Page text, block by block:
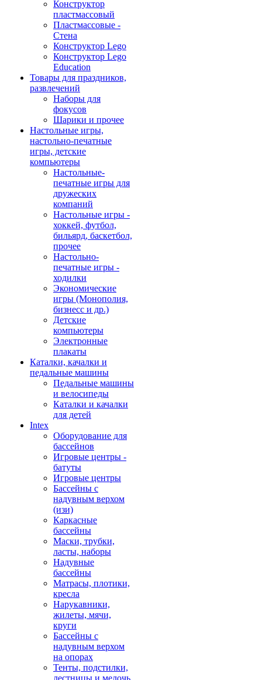
Конструктор
пластмассовый
Пластмассовые -
Стена
Конструктор Lego
Конструктор Lego
Education
Товары для праздников,
развлечений
Наборы для
фокусов
Шарики и прочее
Настольные игры,
настольно-печатные
игры, детские
компьютеры
Настольные-
печатные игры для
дружеских
компаний
Настольные игры -
хоккей, футбол,
бильярд, баскетбол,
прочее
Настольно-
печатные игры -
ходилки
Экономические
игры (Монополия,
бизнесс и др.)
Детские
компьютеры
Электронные
плакаты
Каталки, качалки и
педальные машины
Педальные машины
и велосипеды
Каталки и качалки
для детей
Intex
Оборудование для
бассейнов
Игровые центры -
батуты
Игровые центры
Бассейны с
надувным верхом
(изи)
Каркасные
бассейны
Маски, трубки,
ласты, наборы
Надувные
бассейны
Матрасы, плотики,
кресла
Нарукавники,
жилеты, мячи,
круги
Бассейны с
надувным верхом
на опорах
Тенты, подстилки,
лестницы и мелочь